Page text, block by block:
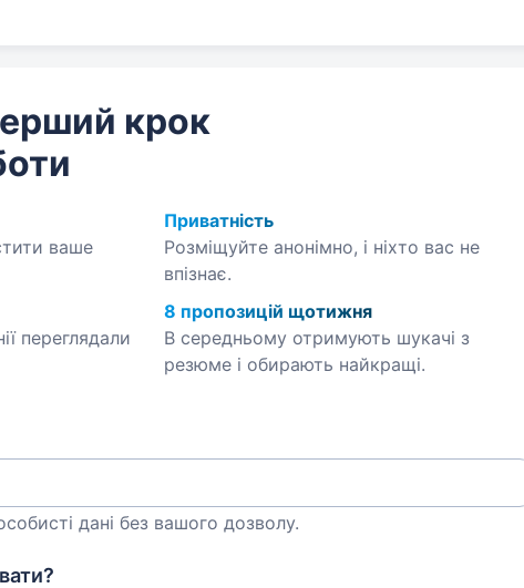
крок
ваше
Приватність
Розміщуйте анонімно, і ніхто вас не
впізнає.
переглядали
8 пропозицій щотижня
В середньому отримують шукачі з
резюме і обирають найкращі.
дані без вашого дозволу.